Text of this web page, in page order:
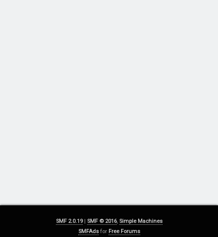
SMF 2.0.19| SMF © 2016, Simple Machines
SMFAdsfor Free Forums